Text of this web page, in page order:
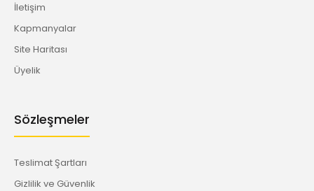
İletişim
Kapmanyalar
Site Haritası
Üyelik
Sözleşmeler
Teslimat Şartları
Gizlilik ve Güvenlik